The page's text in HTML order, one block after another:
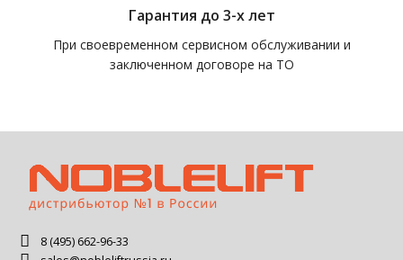
Гарантия до 3-х лет
При своевременном сервисном обслуживании и
заключенном договоре на ТО
8 (495) 662-96-33